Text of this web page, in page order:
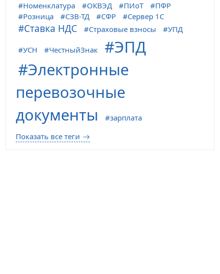
Номенклатура ОКВЭД ПИоТ
ПФР
Розница
СЗВ-ТД СФР Сервер 1С
Ставка НДС Страховые взносы УПД
УСН ЧестныйЗнак
ЭПД
Электронные
перевозочные
документы
зарплата
Показать все теги